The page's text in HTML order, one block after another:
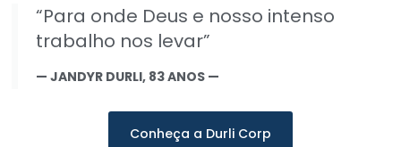
“Para onde Deus e nosso intenso
trabalho nos levar”
— JANDYR DURLI, 83 ANOS —
Conheça a Durli Corp